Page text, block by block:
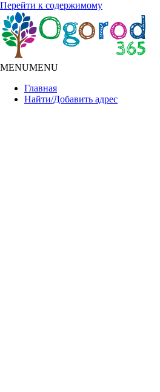
Перейти к содержимому
MENUMENU
Главная
Найти/Добавить адрес